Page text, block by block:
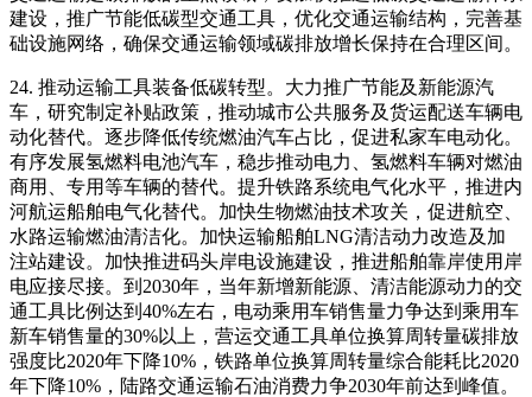
建设，推广节能低碳型交通工具，优化交通运输结构，完善基
础设施网络，确保交通运输领域碳排放增长保持在合理区间。
24. 推动运输工具装备低碳转型。大力推广节能及新能源汽
车，研究制定补贴政策，推动城市公共服务及货运配送车辆电
动化替代。逐步降低传统燃油汽车占比，促进私家车电动化。
有序发展氢燃料电池汽车，稳步推动电力、氢燃料车辆对燃油
商用、专用等车辆的替代。提升铁路系统电气化水平，推进内
河航运船舶电气化替代。加快生物燃油技术攻关，促进航空、
水路运输燃油清洁化。加快运输船舶LNG清洁动力改造及加
注站建设。加快推进码头岸电设施建设，推进船舶靠岸使用岸
电应接尽接。到2030年，当年新增新能源、清洁能源动力的交
通工具比例达到40%左右，电动乘用车销售量力争达到乘用车
新车销售量的30%以上，营运交通工具单位换算周转量碳排放
强度比2020年下降10%，铁路单位换算周转量综合能耗比2020
年下降10%，陆路交通运输石油消费力争2030年前达到峰值。